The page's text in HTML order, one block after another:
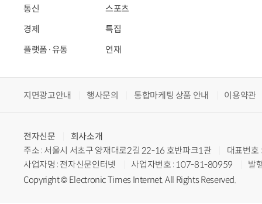
통신
경제
플랫폼·유통
스포츠
특집
연재
지면광고안내 행사문의 통합마케팅 상품 안내 이용약관
전자신문
회사소개
주소 : 서울시 서초구 양재대로2길 22-16 호반파크1관
대표번
사업자명 : 전자신문인터넷
사업자번호 : 107-81-80959
발
Copyright © Electronic Times Internet. All Rights Reserved.